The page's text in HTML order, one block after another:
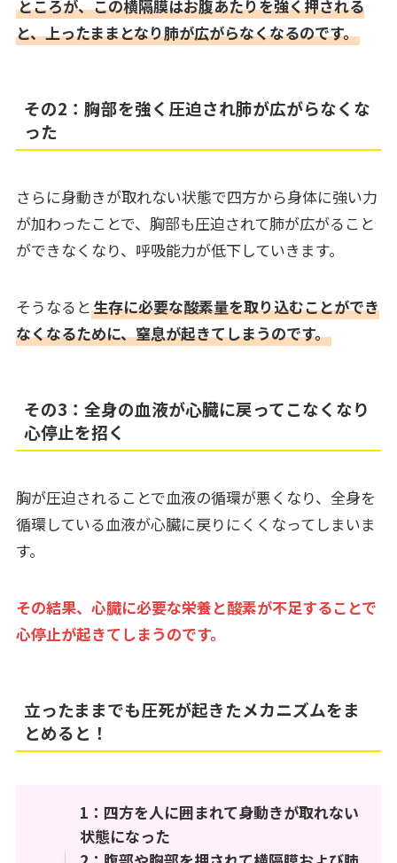
ところが、この横隔膜はお腹あたりを強く押される
と、上ったままとなり肺が広がらなくなるのです。
その2：胸部を強く圧迫され肺が広がらなくな
った
さらに身動きが取れない状態で四方から身体に強い力
が加わったことで、胸部も圧迫されて肺が広がること
ができなくなり、呼吸能力が低下していきます。
そうなると生存に必要な酸素量を取り込むことができ
なくなるために、窒息が起きてしまうのです。
その3：全身の血液が心臓に戻ってこなくなり
心停止を招く
胸が圧迫されることで血液の循環が悪くなり、全身を
循環している血液が心臓に戻りにくくなってしまいま
す。
その結果、心臓に必要な栄養と酸素が不足することで
心停止が起きてしまうのです。
立ったままでも圧死が起きたメカニズムをま
とめると！
1：四方を人に囲まれて身動きが取れない
状態になった